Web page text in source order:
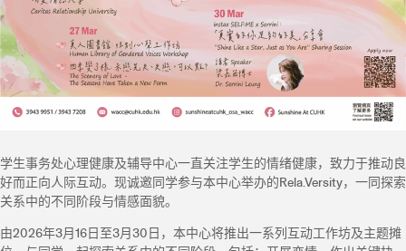
学生事务处心理健康及辅导中心一直关注学生的情绪健康，致力于推动良
好而正向人际互动。现诚邀同学参与本中心举办的Rela.Versity，一同探索
关系中的不同阶段与情感面貌。
由2026年3月16日至3月30日，本中心将推出一系列互动工作坊及主题摊